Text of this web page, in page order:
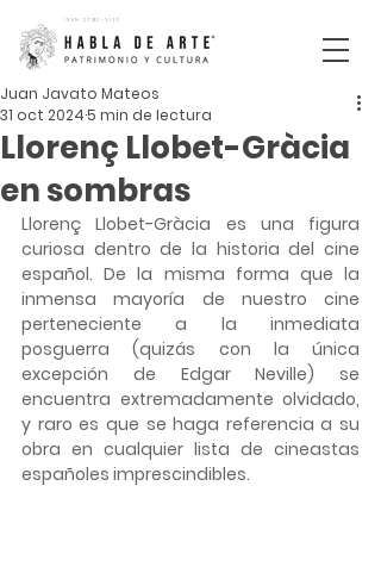
ISSN 2792-5110
Llorenç Llobet-Gràcia
en sombras
Juan Javato Mateos
31 oct 20245 min de lectura
Llorenç Llobet-Gràcia es una figura
curiosa dentro de la historia del cine
español. De la misma forma que la
inmensa mayoría de nuestro cine
perteneciente a la inmediata
posguerra (quizás con la única
excepción de Edgar Neville) se
encuentra extremadamente olvidado,
y raro es que se haga referencia a su
obra en cualquier lista de cineastas
españoles imprescindibles.